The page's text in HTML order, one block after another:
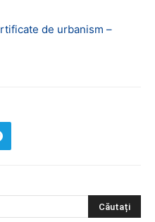
de urbanism –